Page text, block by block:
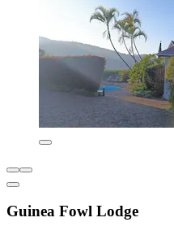
Guinea Fowl Lodge